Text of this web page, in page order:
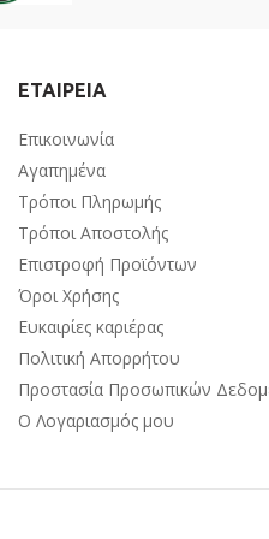
ΕΤΑΙΡΕΙΑ
Επικοινωνία
Αγαπημένα
Τρόποι Πληρωμής
Τρόποι Αποστολής
Επιστροφή Προϊόντων
Όροι Χρήσης
Ευκαιρίες καριέρας
Πολιτική Απορρήτου
Προστασία Προσωπικών
Ο Λογαριασμός μου